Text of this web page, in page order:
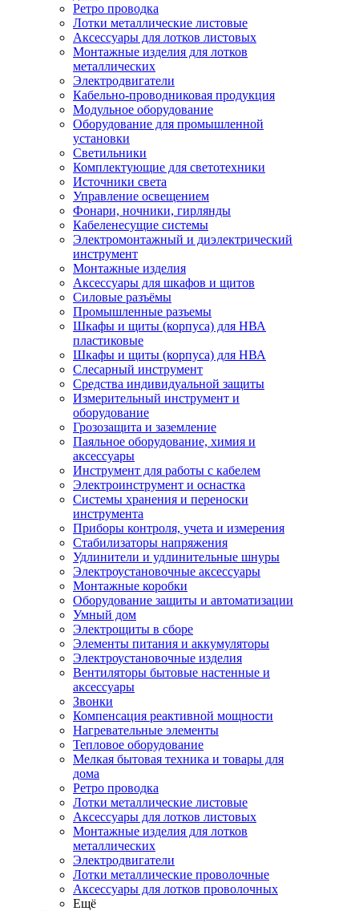
Ретро проводка
Лотки металлические листовые
Аксессуары для лотков листовых
Монтажные изделия для лотков
металлических
Электродвигатели
Кабельно-проводниковая продукция
Модульное оборудование
Оборудование для промышленной
установки
Светильники
Комплектующие для светотехники
Источники света
Управление освещением
Фонари, ночники, гирлянды
Кабеленесущие системы
Электромонтажный и диэлектрический
инструмент
Монтажные изделия
Аксессуары для шкафов и щитов
Силовые разъёмы
Промышленные разъемы
Шкафы и щиты (корпуса) для НВА
пластиковые
Шкафы и щиты (корпуса) для НВА
Слесарный инструмент
Средства индивидуальной защиты
Измерительный инструмент и
оборудование
Грозозащита и заземление
Паяльное оборудование, химия и
аксессуары
Инструмент для работы с кабелем
Электроинструмент и оснастка
Системы хранения и переноски
инструмента
Приборы контроля, учета и измерения
Стабилизаторы напряжения
Удлинители и удлинительные шнуры
Электроустановочные аксессуары
Монтажные коробки
Оборудование защиты и автоматизации
Умный дом
Электрощиты в сборе
Элементы питания и аккумуляторы
Электроустановочные изделия
Вентиляторы бытовые настенные и
аксессуары
Звонки
Компенсация реактивной мощности
Нагревательные элементы
Тепловое оборудование
Мелкая бытовая техника и товары для
дома
Ретро проводка
Лотки металлические листовые
Аксессуары для лотков листовых
Монтажные изделия для лотков
металлических
Электродвигатели
Лотки металлические проволочные
Аксессуары для лотков проволочных
Ещё